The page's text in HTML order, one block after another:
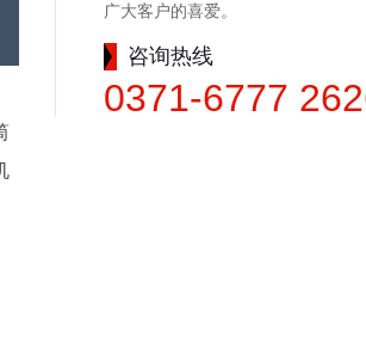
广大客户的喜爱。
咨询热线
0371-6777